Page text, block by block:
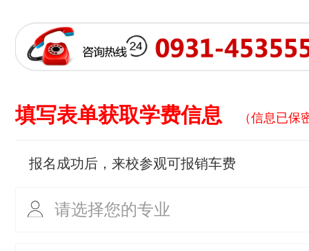
填写表单获取学费信息 （信息已保
报名成功后，来校参观可报销车费